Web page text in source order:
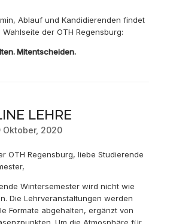
Ablauf und Kandidierenden findet
der OTH Regensburg:
Mitentscheiden.
LEHRE
Oktober, 2020
OTH Regensburg, liebe Studierende
Wintersemester wird nicht wie
Die Lehrveranstaltungen werden
Formate abgehalten, ergänzt von